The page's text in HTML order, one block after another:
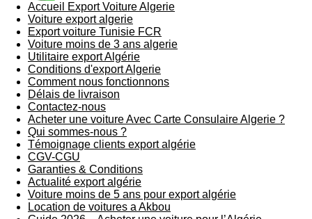
Accueil Export Voiture Algerie
Voiture export algerie
Export voiture Tunisie FCR
Voiture moins de 3 ans algerie
Utilitaire export Algérie
Conditions d'export Algerie
Comment nous fonctionnons
Délais de livraison
Contactez-nous
Acheter une voiture Avec Carte Consulaire Algerie ?
Qui sommes-nous ?
Témoignage clients export algérie
CGV-CGU
Garanties & Conditions
Actualité export algérie
Voiture moins de 5 ans pour export algérie
Location de voitures a Akbou